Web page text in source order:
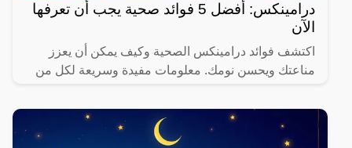
درامينكس: أفضل 5 فوائد صحية يجب أن تعرفها
الآن
اكتشف فوائد درامينكس الصحية وكيف يمكن أن يعزز
مناعتك ويحسن نومك. معلومات مفيدة وسريعة لكل من